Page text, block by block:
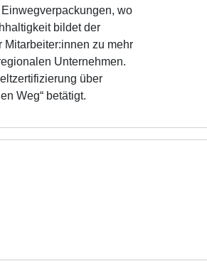
wo
bildet der
zu mehr
Unternehmen.
über
Weg“ betätigt.